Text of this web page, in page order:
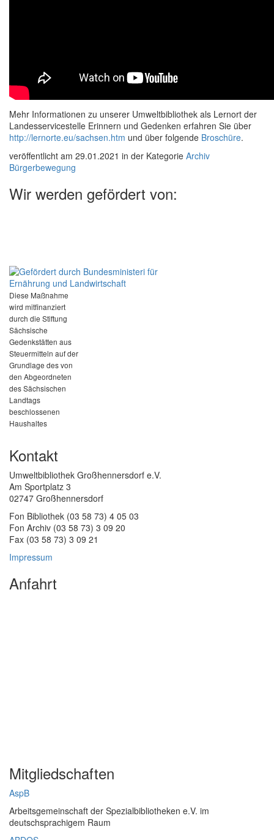
Mehr Informationen zu unserer Umweltbibliothek als Lernort der
Landesservicestelle Erinnern und Gedenken erfahren Sie über
http://lernorte.eu/sachsen.htm und über folgende Broschüre.
veröffentlicht am 29.01.2021 in der Kategorie Archiv
Bürgerbewegung
Wir werden gefördert von:
Diese Maßnahme
wird mitfinanziert
durch die Stiftung
Sächsische
Gedenkstätten aus
Steuermitteln auf der
Grundlage des von
den Abgeordneten
des Sächsischen
Landtags
beschlossenen
Haushaltes
Kontakt
Umweltbibliothek Großhennersdorf e.V.
Am Sportplatz 3
02747 Großhennersdorf
Fon Bibliothek (03 58 73) 4 05 03
Fon Archiv (03 58 73) 3 09 20
Fax (03 58 73) 3 09 21
Impressum
Anfahrt
Mitgliedschaften
AspB
Arbeitsgemeinschaft der Spezialbibliotheken e.V. im
deutschsprachigem Raum